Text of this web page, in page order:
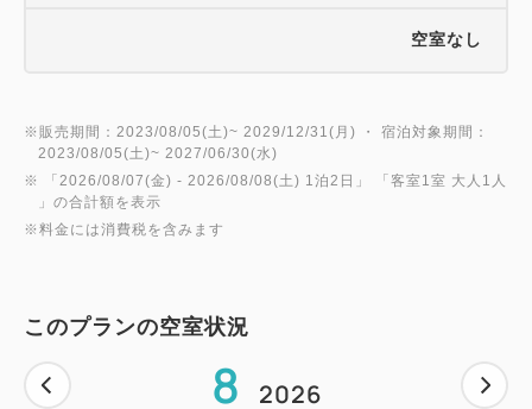
空室なし
※販売期間：2023/08/05(土)~ 2029/12/31(月) ・ 宿泊対象期間：
2023/08/05(土)~ 2027/06/30(水)
※ 「 2026/08/07(金) - 2026/08/08(土) 1泊2日 」 「客室1室 大人1人
」の合計額を表示
※料金には消費税を含みます
このプランの空室状況
8 2026